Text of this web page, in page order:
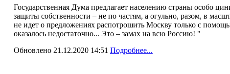
Государственная Дума предлагает населению страны особо
защиты собственности – не по частям, а огульно, разом, в
не идет о предложениях распотрошить Москву только с
оказалось недостаточно... Это – замах на всю Россию! "
Обновлено 21.12.2020 14:51 Подробнее...